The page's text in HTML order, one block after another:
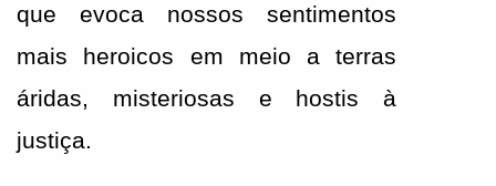
que evoca nossos sentimentos
mais heroicos em meio a terras
áridas, misteriosas e hostis à
justiça.